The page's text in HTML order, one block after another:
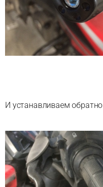
И устанавливаем обратно